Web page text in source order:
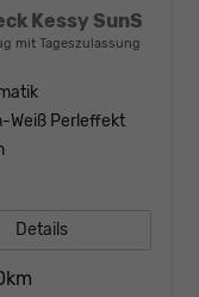
Kessy SunS
mit Tageszulassung
Weiß Perleffekt
Details